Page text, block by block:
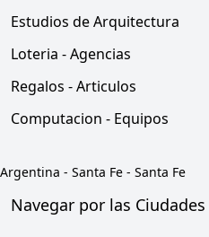
Estudios de Arquitectura
Loteria - Agencias
Regalos - Articulos
Computacion - Equipos
Argentina - Santa Fe - Santa Fe
Navegar por las Ciudades